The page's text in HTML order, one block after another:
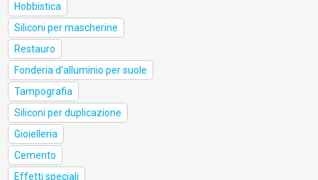
Hobbistica
Siliconi per mascherine
Restauro
Fonderia d'alluminio per suole
Tampografia
Siliconi per duplicazione
Gioielleria
Cemento
Effetti speciali